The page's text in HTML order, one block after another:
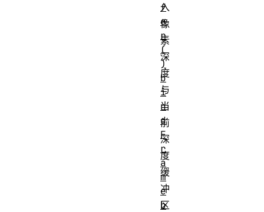
入
像
素
深
度
与
当
前
深
度
缓
冲
区
f
e
r
(
)
b
i
n
d
F
r
a
m
e
b